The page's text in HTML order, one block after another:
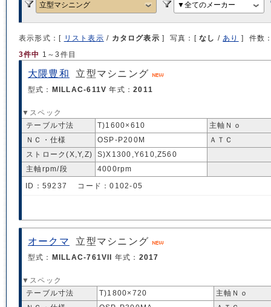
表示形式：[ リスト表示 / カタログ表示 ] 写真：[ なし / あり
] 件数
3件中 1～3件目
大隈豊和 立型マシニング
型式： MILLAC-611V 年式：2011
▼スペック
テーブル寸法
T)1600×610
主軸Ｎｏ
ＮＣ・仕様
OSP-P200M
ＡＴＣ
ストローク(X,Y,Z)
S)X1300,Y610,Z560
主軸rpm/段
4000rpm
ID：59237 コード：0102-05
オークマ 立型マシニング
型式： MILLAC-761VII 年式： 2017
▼スペック
テーブル寸法
T)1800×720
主軸Ｎｏ